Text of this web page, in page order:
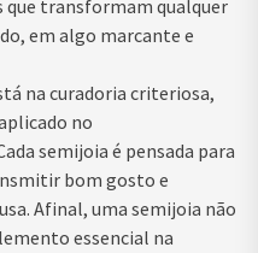
que transformam qualquer
em algo marcante e
na curadoria criteriosa,
no
semijoia é pensada para
bom gosto e
Afinal, uma semijoia não
essencial na